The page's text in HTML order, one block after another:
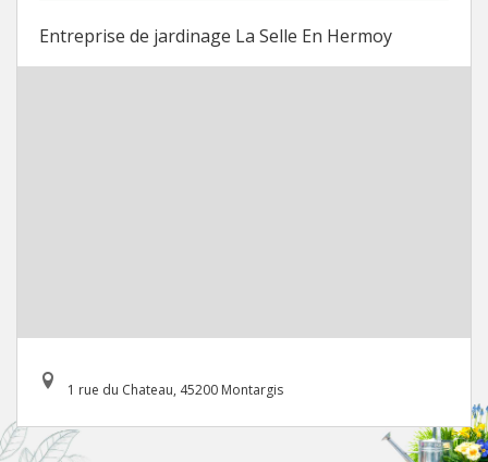
Entreprise de jardinage La Selle En Hermoy
1 rue du Chateau, 45200 Montargis